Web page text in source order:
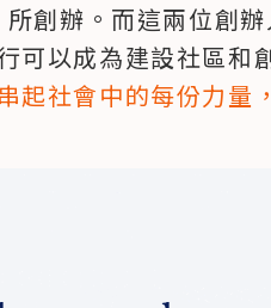
創辦。而這兩位創
可以成為建設社區和
起社會中的每份力量